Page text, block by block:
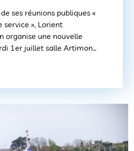
ses réunions publiques «
service », Lorient
organise une nouvelle
1er juillet salle Artimon
à tous, cet
ainsi que les […]